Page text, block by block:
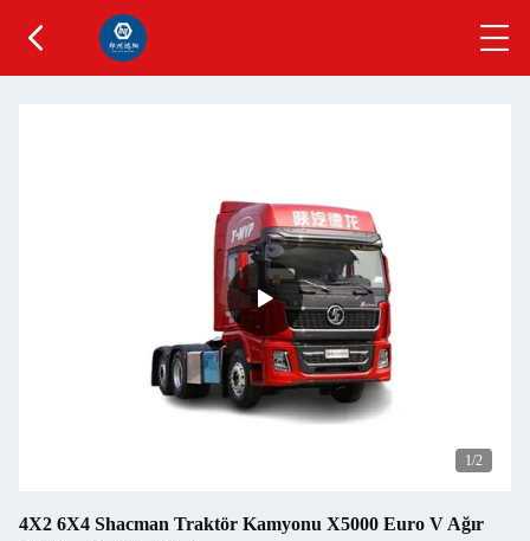
1/2
4X2 6X4 Shacman Traktör Kamyonu X5000 Euro V Ağır